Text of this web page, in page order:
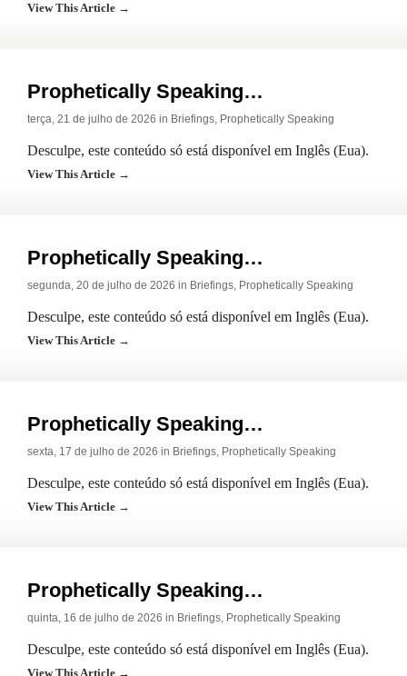
View This Article →
Prophetically Speaking…
terça, 21 de julho de 2026 in Briefings, Prophetically Speaking
Desculpe, este conteúdo só está disponível em Inglês (Eua).
View This Article →
Prophetically Speaking…
segunda, 20 de julho de 2026 in Briefings, Prophetically Speaking
Desculpe, este conteúdo só está disponível em Inglês (Eua).
View This Article →
Prophetically Speaking…
sexta, 17 de julho de 2026 in Briefings, Prophetically Speaking
Desculpe, este conteúdo só está disponível em Inglês (Eua).
View This Article →
Prophetically Speaking…
quinta, 16 de julho de 2026 in Briefings, Prophetically Speaking
Desculpe, este conteúdo só está disponível em Inglês (Eua).
View This Article →